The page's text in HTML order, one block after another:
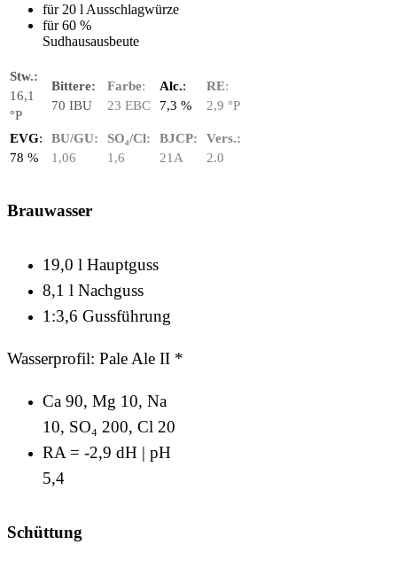
für 20 l Ausschlagwürze
für 60 %
Sudhausausbeute
Stw.:
16,1
°P
Bittere:
70 IBU
Farbe:
23 EBC
Alc.:
7,3 %
RE:
2,9 °P
EVG:
78 %
BU/GU:
1,06
SO₄/Cl:
1,6
BJCP:
21A
Vers.:
2.0
Brauwasser
19,0 l Hauptguss
8,1 l Nachguss
1:3,6 Gussführung
Wasserprofil: Pale Ale II *
Ca 90, Mg 10, Na
10, SO₄ 200, Cl 20
RA = ‑2,9 dH | pH
5,4
Schüttung